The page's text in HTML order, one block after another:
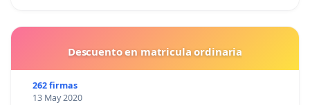
Descuento en matricula ordinaria
262 firmas
13 May 2020